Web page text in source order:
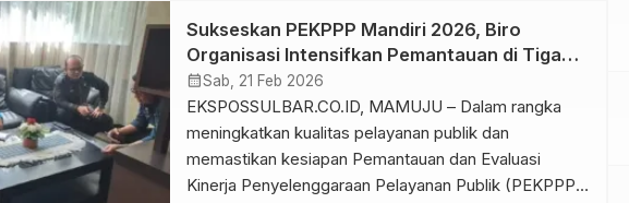
pembinaan dan pendampingan terhadap proses
evaluasi sekaligus mendorong perbaikan berbagai
aspek yang menjadi indikator penilaian agar nilai
evaluasi Dinas Pangan Daerah Provinsi Sulawesi Barat
semakin meningkat. Kunjungan disambut […]
Sukseskan PEKPPP Mandiri 2026, Biro
Organisasi Intensifkan Pemantauan di Tiga
Biro Lingkup Setda Sulbar
calendar_monthSab, 21 Feb 2026
EKSPOSSULBAR.CO.ID, MAMUJU – Dalam rangka
meningkatkan kualitas pelayanan publik dan
memastikan kesiapan Pemantauan dan Evaluasi
Kinerja Penyelenggaraan Pelayanan Publik (PEKPPP)